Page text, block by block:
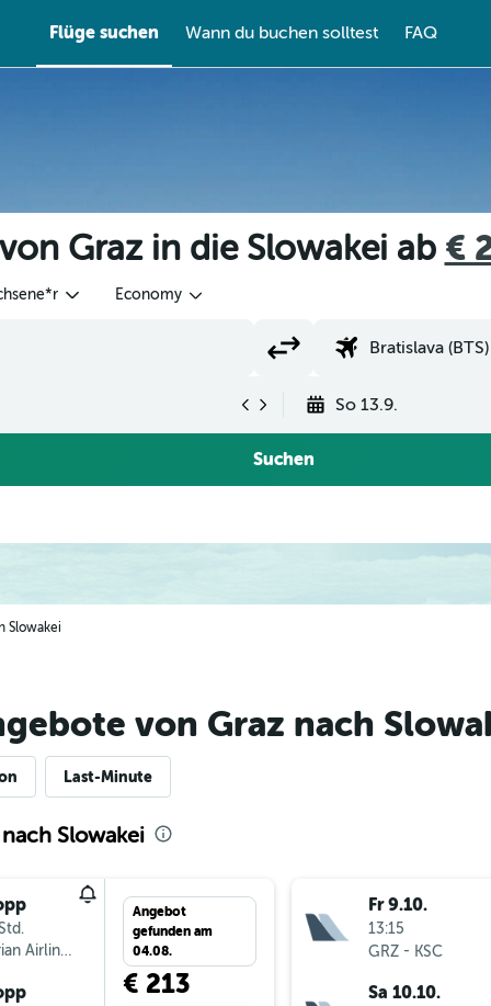
Flüge suchen Wann du buchen solltest FAQ
Graz in die Slowakei ab €
Economy
So 13.9.
Suchen
Slowakei
von Graz nach
Last-Minute
Slowakei
Airlines
Angebot
gefunden am
04.08.
€ 213
Fr 9.10.
13:15
GRZ- KSC
Sa 10.10.